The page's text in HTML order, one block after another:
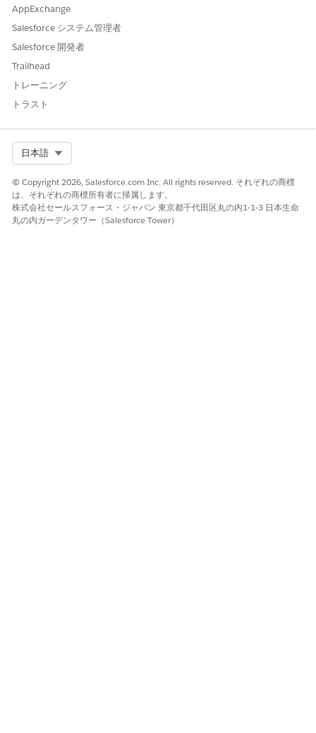
現在、SLA に違反している問題はありますか?
問題テーブル
自分に割り当てられた問題の詳細 (優先度、作成日、件名など)
は?
この記事で問題は解決されましたか?
AppExchange
Salesforce システム管理者
Salesforce 開発者
Trailhead
トレーニング
トラスト
日本語
© Copyright 2026, Salesforce.com Inc. All rights reserved. それぞれの商標
は、それぞれの商標所有者に帰属します。
株式会社セールスフォース・ジャパン 東京都千代田区丸の内1-1-3 日本生命
丸の内ガーデンタワー（Salesforce Tower）